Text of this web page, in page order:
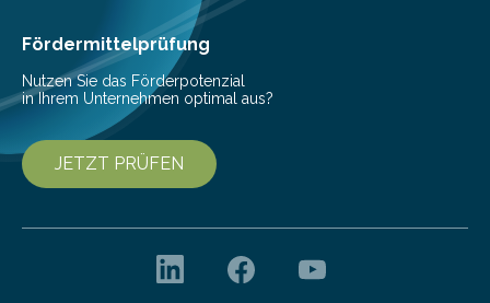
Dateiverschlüsselung via Dropbox ihre…
Fördermittelprüfung
Nutzen Sie das Förderpotenzial
in Ihrem Unternehmen optimal aus?
JETZT PRÜFEN